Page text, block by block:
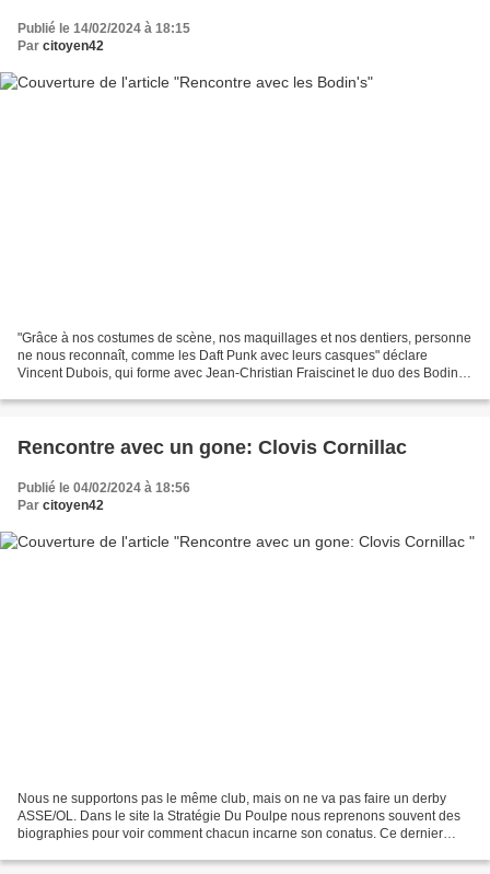
Publié le 14/02/2024 à 18:15
Par citoyen42
"Grâce à nos costumes de scène, nos maquillages et nos dentiers, personne
ne nous reconnaît, comme les Daft Punk avec leurs casques" déclare
Vincent Dubois, qui forme avec Jean-Christian Fraiscinet le duo des Bodin's.
Rencontre avec un gone: Clovis Cornillac
Publié le 04/02/2024 à 18:56
Par citoyen42
Nous ne supportons pas le même club, mais on ne va pas faire un derby
ASSE/OL. Dans le site la Stratégie Du Poulpe nous reprenons souvent des
biographies pour voir comment chacun incarne son conatus. Ce dernier